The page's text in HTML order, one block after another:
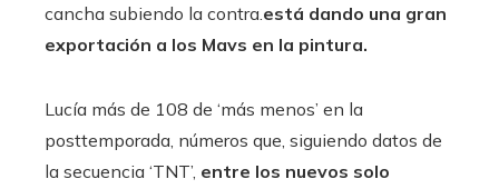
cancha subiendo la contra. está dando una gran
exportación a los Mavs en la pintura.
Lucía más de 108 de ‘más menos’ en la
posttemporada, números que, siguiendo datos de
la secuencia ‘TNT’, entre los nuevos solo